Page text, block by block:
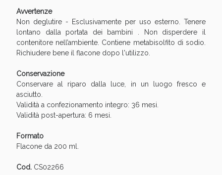
Avvertenze
Non deglutire - Esclusivamente per uso esterno. Tenere
lontano dalla portata dei bambini . Non disperdere il
contenitore nell’ambiente. Contiene metabisolfito di sodio.
Richiudere bene il flacone dopo l'utilizzo.
Conservazione
Conservare al riparo dalla luce, in un luogo fresco e
asciutto.
Validità a confezionamento integro: 36 mesi.
Validità post-apertura: 6 mesi.
Formato
Flacone da 200 ml.
Cod.CS02266
Benessere Intestinale: Sconto fino al 55% valido
oggi!